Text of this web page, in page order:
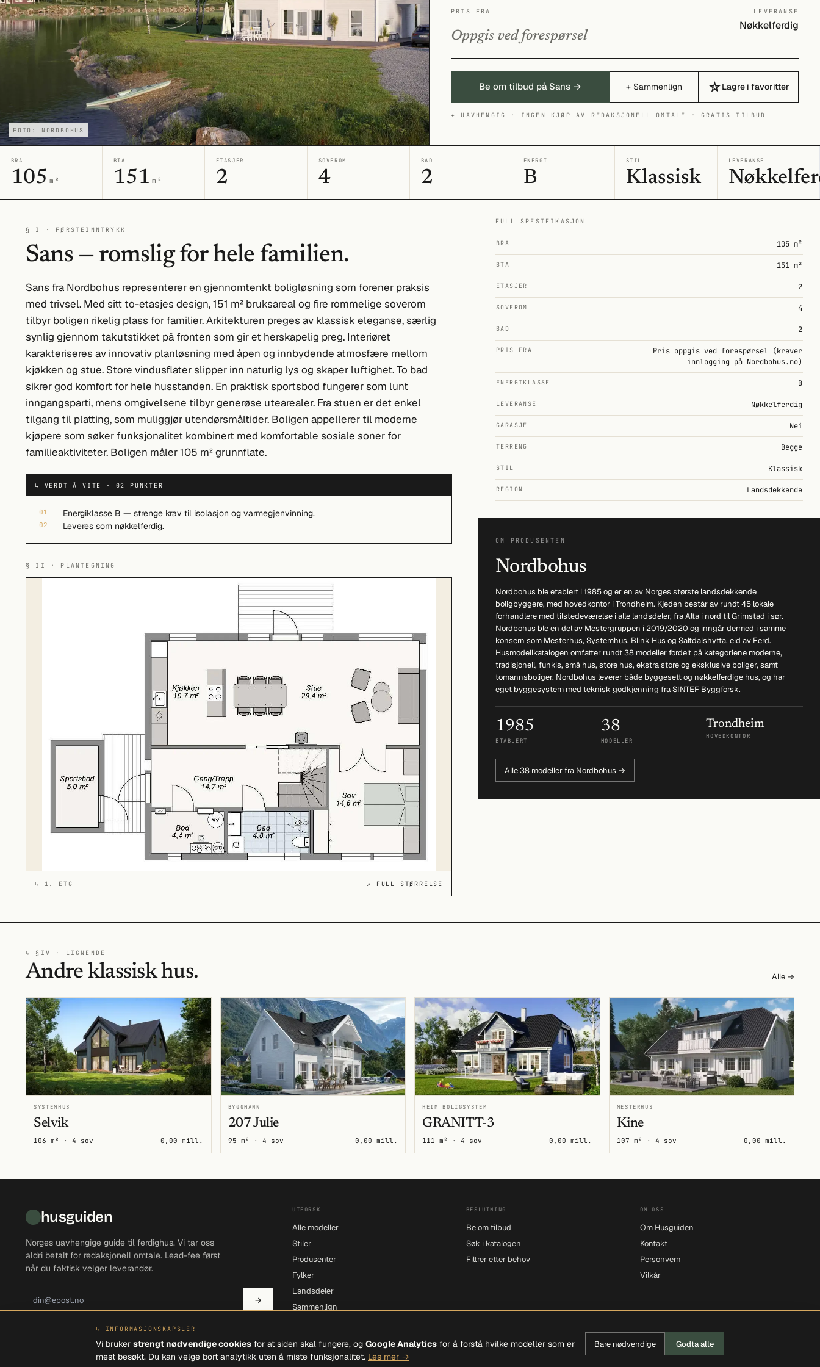
FOTO: NORDBOHUS
PRIS FRA
Oppgis ved forespørsel
LEVERANSE
Nøkkelferdig
Be om tilbud på Sans → + Sammenlign ☆Lagre i favoritter
✦ UAVHENGIG · INGEN KJØP AV REDAKSJONELL OMTALE · GRATIS TILBUD
BRA
105 m²
BTA
151 m²
ETASJER
2
SOVEROM
4
BAD
2
ENERGI
B
STIL
Klassisk
LEVERANSE
§ I · FØRSTEINNTRYKK
Sans — romslig for hele familien.
Sans fra Nordbohus representerer en gjennomtenkt boligløsning som forener praksis
med trivsel. Med sitt to-etasjes design, 151 m² bruksareal og fire rommelige soverom
tilbyr boligen rikelig plass for familier. Arkitekturen preges av klassisk eleganse, særlig
synlig gjennom takutstikket på fronten som gir et herskapelig preg. Interiøret
karakteriseres av innovativ planløsning med åpen og innbydende atmosfære mellom
kjøkken og stue. Store vindusflater slipper inn naturlig lys og skaper luftighet. To bad
sikrer god komfort for hele husstanden. En praktisk sportsbod fungerer som lunt
inngangsparti, mens omgivelsene tilbyr generøse utearealer. Fra stuen er det enkel
tilgang til platting, som muliggjør utendørsmåltider. Boligen appellerer til moderne
kjøpere som søker funksjonalitet kombinert med komfortable sosiale soner for
familieaktiviteter. Boligen måler 105 m² grunnflate.
↳ VERDT Å VITE · 02 PUNKTER
01 Energiklasse B — strenge krav til isolasjon og varmegjenvinning.
02 Leveres som nøkkelferdig.
§ II · PLANTEGNING
↳ 1. ETG ↗ FULL STØRRELSE
FULL SPESIFIKASJON
BRA 105 m²
BTA 151 m²
ETASJER 2
SOVEROM 4
BAD 2
PRIS FRA
Pris oppgis ved forespørsel (krever
innlogging på Nordbohus.no)
ENERGIKLASSE B
LEVERANSE Nøkkelferdig
GARASJE Nei
TERRENG Begge
STIL Klassisk
REGION Landsdekkende
OM PRODUSENTEN
Nordbohus
Nordbohus ble etablert i 1985 og er en av Norges største landsdekkende
boligbyggere, med hovedkontor i Trondheim. Kjeden består av rundt 45 lokale
forhandlere med tilstedeværelse i alle landsdeler, fra Alta i nord til Grimstad i sør.
Nordbohus ble en del av Mestergruppen i 2019/2020 og inngår dermed i samme
konsern som Mesterhus, Systemhus, Blink Hus og Saltdalshytta, eid av Ferd.
Husmodellkatalogen omfatter rundt 38 modeller fordelt på kategoriene moderne,
tradisjonell, funkis, små hus, store hus, ekstra store og eksklusive boliger, samt
tomannsboliger. Nordbohus leverer både byggesett og nøkkelferdige hus, og har
eget byggesystem med teknisk godkjenning fra SINTEF Byggforsk.
1985
ETABLERT
38
MODELLER
Trondheim
HOVEDKONTOR
Alle 38 modeller fra Nordbohus →
↳ §IV · LIGNENDE
Andre klassisk hus. Alle →
SYSTEMHUS
Selvik
106 m² · 4 sov 0,00 mill.
BYGGMANN
207 Julie
95 m² · 4 sov 0,00 mill.
HEIM BOLIGSYSTEM
GRANITT-3
111 m² · 4 sov 0,00 mill.
MESTERHUS
Kine
107 m² · 4 sov 0,00 mill.
husguiden
Norges uavhengige guide til ferdighus. Vi tar oss
aldri betalt for redaksjonell omtale. Lead-fee først
når du faktisk velger leverandør.
→
UTFORSK
Alle modeller
Stiler
Produsenter
Fylker
Landsdeler
Sammenlign
BESLUTNING
Be om tilbud
Søk i katalogen
Filtrer etter behov
OM OSS
Om Husguiden
Kontakt
Personvern
Vilkår
© 2026 VIEVO AS · ORG. 915 358 403 MVA · GLASSBEGERVEIEN 250, 4032 STAVANGER PERSONVERN
↳ INFORMASJONSKAPSLER
Vi bruker strengt nødvendige cookies for at siden skal fungere, og Google Analytics for å forstå hvilke modeller som er
mest besøkt. Du kan velge bort analytikk uten å miste funksjonalitet. Les mer →
Bare nødvendige Godta alle